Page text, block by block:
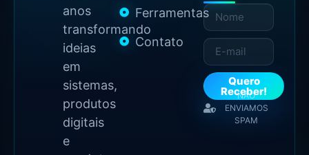
anos
transformando
ideias
em
sistemas,
produtos
digitais
e
Ferramentas
Contato
Quero
Receber!
NÃO
ENVIAMOS
SPAM